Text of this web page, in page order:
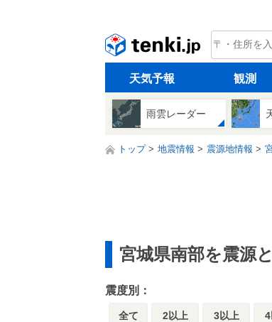
tenki.jp
天気予報 観測
雨雲レーダー
トップ 地震情報 震源地情報
宮城県南部を震源
震度別：
全て 2以上 3以上